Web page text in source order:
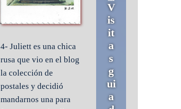
4- Juliett es una chica
rusa que vio en el blog
la colección de
postales y decidió
mandarnos una para
V
is
it
a
s
g
ui
a